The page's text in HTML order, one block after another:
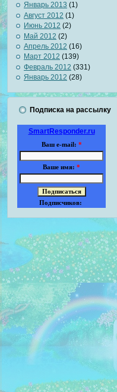
Январь 2013 (1)
Август 2012 (1)
Июнь 2012 (2)
Май 2012 (2)
Апрель 2012 (16)
Март 2012 (139)
Февраль 2012 (331)
Январь 2012 (28)
Подписка на рассылку
SmartResponder.ru
Ваш e-mail: *
Ваше имя: *
Подписчиков: